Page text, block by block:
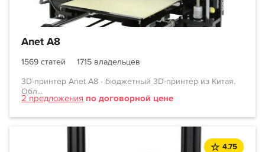
Anet A8
1569 статей
1715 владельцев
3D-принтер Anet A8 - бюджетный 3D-принтер из Китая.
Обл...
2 предложения по договорной цене
4.75